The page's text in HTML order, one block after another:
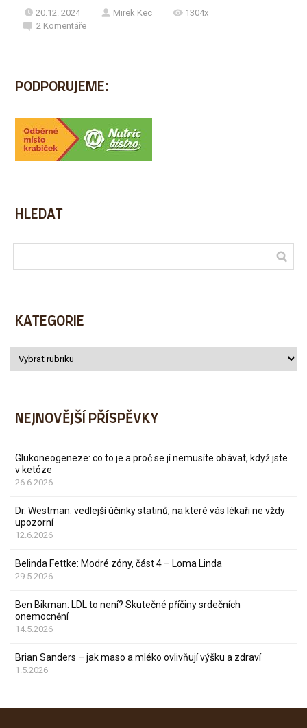
20.12. 2024 Mirek Kec
1304x
2 Komentáře
PODPORUJEME:
HLEDAT
KATEGORIE
NEJNOVĚJŠÍ PŘÍSPĚVKY
Glukoneogeneze: co to je a proč se jí nemusíte obávat, když jste
v ketóze
26.6.2026
Dr. Westman: vedlejší účinky statinů, na které vás lékaři ne vždy
upozorní
12.6.2026
Belinda Fettke: Modré zóny, část 4 – Loma Linda
29.5.2026
Ben Bikman: LDL to není? Skutečné příčiny srdečních
onemocnění
14.5.2026
Brian Sanders – jak maso a mléko ovlivňují výšku a zdraví
1.5.2026